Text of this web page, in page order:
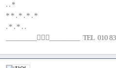
. . *
* * . * . * . *
. * . * . .
_________🚶🏻‍♂️_________ TEL 010